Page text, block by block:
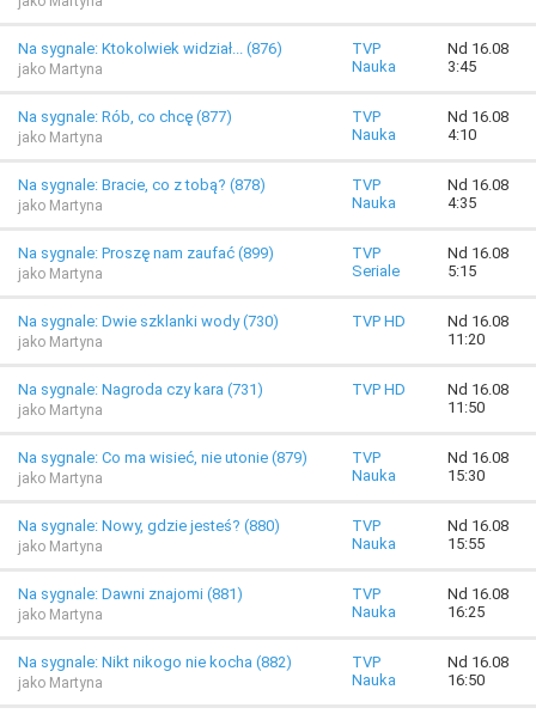
Na sygnale: Ktokolwiek widział... (876)
jako Martyna
TVP
Nauka
Nd 16.08
3:45
Na sygnale: Rób, co chcę (877)
jako Martyna
TVP
Nauka
Nd 16.08
4:10
Na sygnale: Bracie, co z tobą? (878)
jako Martyna
TVP
Nauka
Nd 16.08
4:35
Na sygnale: Proszę nam zaufać (899)
jako Martyna
TVP
Seriale
Nd 16.08
5:15
Na sygnale: Dwie szklanki wody (730)
jako Martyna
TVP HD
Nd 16.08
11:20
Na sygnale: Nagroda czy kara (731)
jako Martyna
TVP HD
Nd 16.08
11:50
Na sygnale: Co ma wisieć, nie utonie (879)
jako Martyna
TVP
Nauka
Nd 16.08
15:30
Na sygnale: Nowy, gdzie jesteś? (880)
jako Martyna
TVP
Nauka
Nd 16.08
15:55
Na sygnale: Dawni znajomi (881)
jako Martyna
TVP
Nauka
Nd 16.08
16:25
Na sygnale: Nikt nikogo nie kocha (882)
jako Martyna
TVP
Nauka
Nd 16.08
16:50